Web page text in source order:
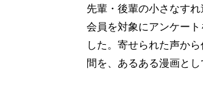
先輩・後輩の小さなす
会員を対象にアンケー
した。寄せられた声か
間を、あるある漫画とし